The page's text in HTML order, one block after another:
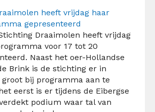
Draaimolen heeft vrijdag
voor 17 tot 20
Naast het oer-Hollandse
Brink is de stichting er in
groot bij programma aan te
eerst is er tijdens de Eibergse
podium waar tal van